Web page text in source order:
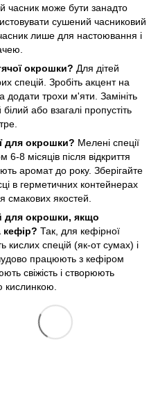
часник може бути занадто
сушений часниковий
лише для настоювання і
окрошки? Для дітей
спецій. Зробіть акцент на
додати трохи м'яти. Замініть
або взагалі пропустіть
для окрошки? Мелені спеції
8 місяців після відкриття
аромат до року. Зберігайте
в герметичних контейнерах
смакових якостей.
для окрошки, якщо
кефір? Так, для кефірної
кислих спецій (як-от сумах) і
працюють з кефіром
свіжість і створюють
кислинкою.